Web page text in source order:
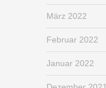
März 2022
Februar 2022
Januar 2022